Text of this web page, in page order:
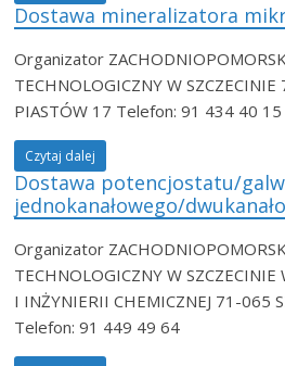
Dostawa mineralizatora
Organizator
TECHNOLOGICZNY W SZCZECINIE
PIASTÓW 17 Telefon: 91 434 40
Czytaj dalej
Dostawa potencjostatu/
jednokanałowego/
Organizator
TECHNOLOGICZNY W
I INŻYNIERII CHEMICZNEJ 71-065
Telefon: 91 449 49 64